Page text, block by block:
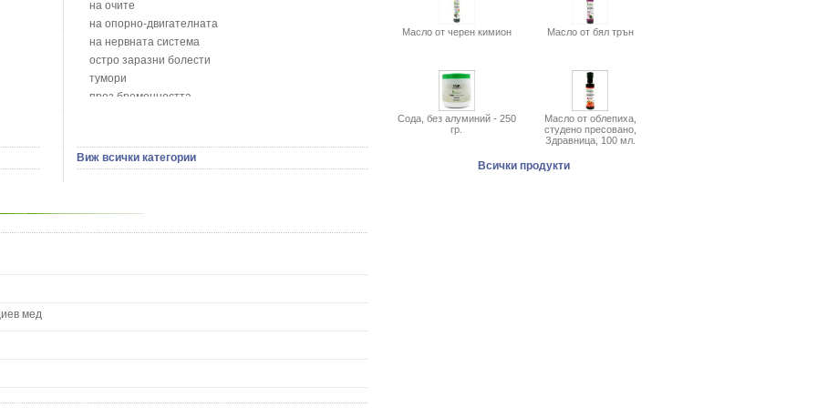
Борови връхчета - Pinus sylvestris
Босилек - Ocimum Basillicum
Брей - Tamus Communis
Брош - Rubia tinctorum L.
Бръшлян - Hedera helix L.
Бял имел - Viscum album L.
Бял оман - Inula Helenium L.
Бяла върба - Salix Аlba
Вратига - Tanacetrum Vulgare
на очите
на опорно-двигателната
на нервната система
остро заразни болести
тумори
през бременността
сексуални проблеми
на половите органи
Виж всички категории
мед
Масло от черен кимион Масло от бял трън
Сода, без алуминий - 250
гр.
Масло от облепиха,
студено пресовано,
Здравница, 100 мл.
Всички продукти